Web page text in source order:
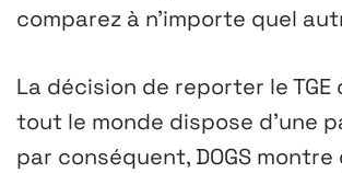
comparez à n’importe quel
La décision de reporter le
tout le monde dispose d’une
par conséquent, DOGS